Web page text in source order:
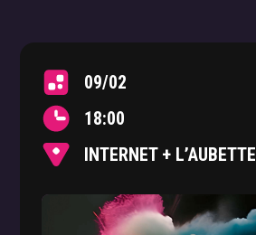
09/02
18:00
INTERNET + L’AUBETTE